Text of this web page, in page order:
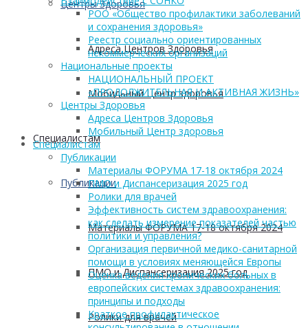
Центры Здоровья
Адреса Центров Здоровья
Мобильный Центр здоровья
Cпециалистам
Публикации
Материалы ФОРУМА 17-18 октября 2024
ПМО и Диспансеризация 2025 год
Ролики для врачей
РОО «Общество профилактики заболеваний
и сохранения здоровья»
Реестр социально ориентированных
некоммерческих организаций
Национальные проекты
НАЦИОНАЛЬНЫЙ ПРОЕКТ
«ПРОДОЛЖИТЕЛЬНАЯ И АКТИВНАЯ ЖИЗНЬ»
Центры Здоровья
Адреса Центров Здоровья
Мобильный Центр здоровья
Cпециалистам
Публикации
Материалы ФОРУМА 17-18 октября 2024
ПМО и Диспансеризация 2025 год
Ролики для врачей
Эффективность систем здравоохранения:
как сделать измерение показателей частью
политики и управления?
Организация первичной медико-санитарной
помощи в условиях меняющейся Европы
Оценка ведения хронических больных в
европейских системах здравоохранения:
принципы и подходы
Краткое профилактическое